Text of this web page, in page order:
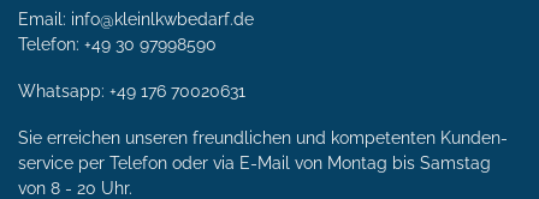
Email: info@kleinlkwbedarf.de
Telefon: +49 30 97998590
Whatsapp: +49 176 70020631
Sie erreichen unseren freundlichen und kompetenten Kunden­
service per Tele­fon oder via E-Mail von Mon­tag bis Samstag
von 8 - 20 Uhr.